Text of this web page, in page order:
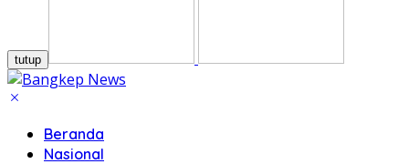
tutup
Beranda
Nasional